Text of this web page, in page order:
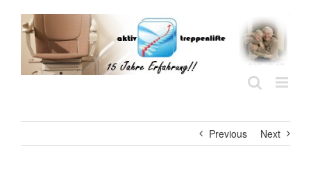
content
Previous Next